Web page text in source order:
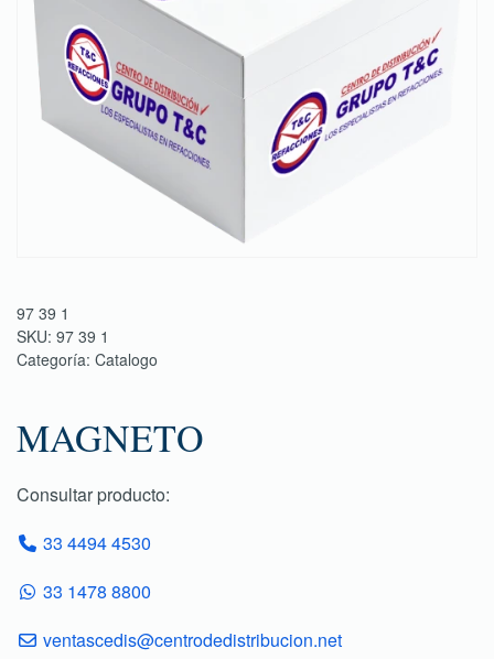
97 39 1
SKU: 97 39 1
Categoría: Catalogo
MAGNETO
Consultar producto:
33 4494 4530
33 1478 8800
ventascedis@centrodedistribucion.net